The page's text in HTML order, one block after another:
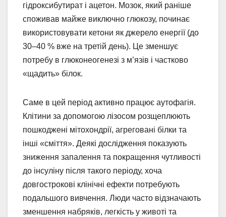
гідроксибутират і ацетон. Мозок, який раніше
споживав майже виключно глюкозу, починає
використовувати кетони як джерело енергії (до
30–40 % вже на третій день). Це зменшує
потребу в глюконеогенезі з м’язів і частково
«щадить» білок.
Саме в цей період активно працює аутофагія.
Клітини за допомогою лізосом розщеплюють
пошкоджені мітохондрії, агреговані білки та
інші «сміття». Деякі дослідження показують
зниження запалення та покращення чутливості
до інсуліну після такого періоду, хоча
довгострокові клінічні ефекти потребують
подальшого вивчення. Люди часто відзначають
зменшення набряків, легкість у животі та